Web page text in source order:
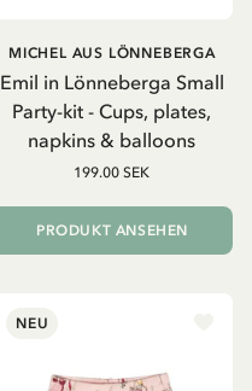
Emil in Lönneberga Small
Party-kit - Cups, plates,
napkins & balloons
MICHEL AUS LÖNNEBERGA
199.00 SEK
PRODUKT ANSEHEN
NEU